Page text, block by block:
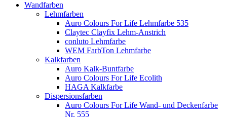
Wandfarben
Lehmfarben
Auro Colours For Life Lehmfarbe 535
Claytec Clayfix Lehm-Anstrich
conluto Lehmfarbe
WEM FarbTon Lehmfarbe
Kalkfarben
Auro Kalk-Buntfarbe
Auro Colours For Life Ecolith
HAGA Kalkfarbe
Dispersionsfarben
Auro Colours For Life Wand- und Deckenfarbe
Nr. 555